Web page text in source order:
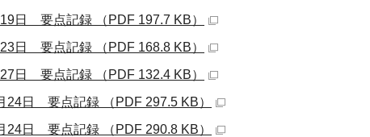
日 要点記録 （PDF 197.7 KB）
日 要点記録 （PDF 168.8 KB）
日 要点記録 （PDF 132.4 KB）
日 要点記録 （PDF 297.5 KB）
日 要点記録 （PDF 290.8 KB）